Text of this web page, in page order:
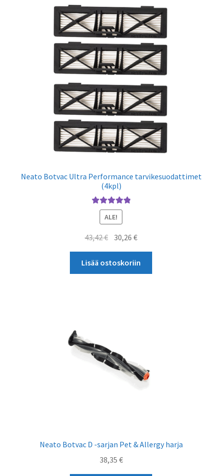
Neato Botvac Ultra Performance tarvikesuodattimet
(4kpl)
Arvostelu
tuotteesta:
ALE!
43,42€ Alkuperäinen
oli:
43,42 €.
30,26€Nykyinen
on:
30,26 €.
Lisää ostoskoriin
Neato Botvac D -sarjan Pet & Allergy harja
38,35 €